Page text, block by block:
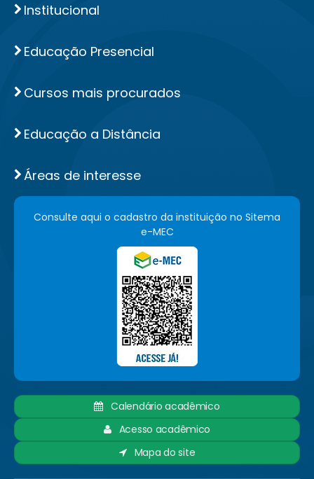
Institucional
Educação Presencial
Cursos mais procurados
Educação a Distância
Áreas de interesse
Consulte aqui o cadastro da instituição no Sitema
e-MEC
Calendário acadêmico
Acesso acadêmico
Mapa do site